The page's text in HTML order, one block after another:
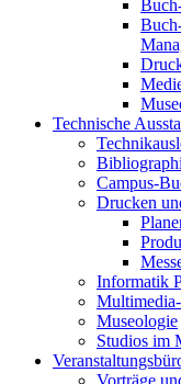
Technische
Campus-
Drucken
Informatik
Museologie
Studios im
Vorträge